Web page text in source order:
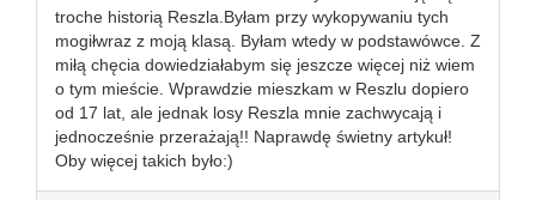
troche historią Reszla.Byłam przy wykopywaniu tych
mogiłwraz z moją klasą. Byłam wtedy w podstawówce. Z
miłą chęcia dowiedziałabym się jeszcze więcej niż wiem
o tym mieście. Wprawdzie mieszkam w Reszlu dopiero
od 17 lat, ale jednak losy Reszla mnie zachwycają i
jednocześnie przerażają!! Naprawdę świetny artykuł!
Oby więcej takich było:)